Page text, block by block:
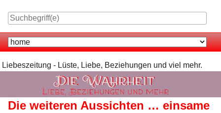
Navigation
Liebeszeitung - Lüste, Liebe, Beziehungen und viel mehr.
Die weiteren Aussichten … einsame